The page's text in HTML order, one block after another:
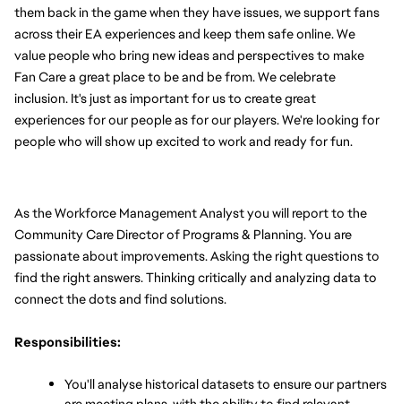
them back in the game when they have issues, we support fans
across their EA experiences and keep them safe online. We
value people who bring new ideas and perspectives to make
Fan Care a great place to be and be from. We celebrate
inclusion. It's just as important for us to create great
experiences for our people as for our players. We're looking for
people who will show up excited to work and ready for fun.
As the Workforce Management Analyst you will report to the
Community Care Director of Programs & Planning. You are
passionate about improvements. Asking the right questions to
find the right answers. Thinking critically and analyzing data to
connect the dots and find solutions.
Responsibilities:
You'll analyse historical datasets to ensure our partners